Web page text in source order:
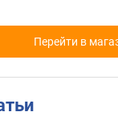
Перейти в